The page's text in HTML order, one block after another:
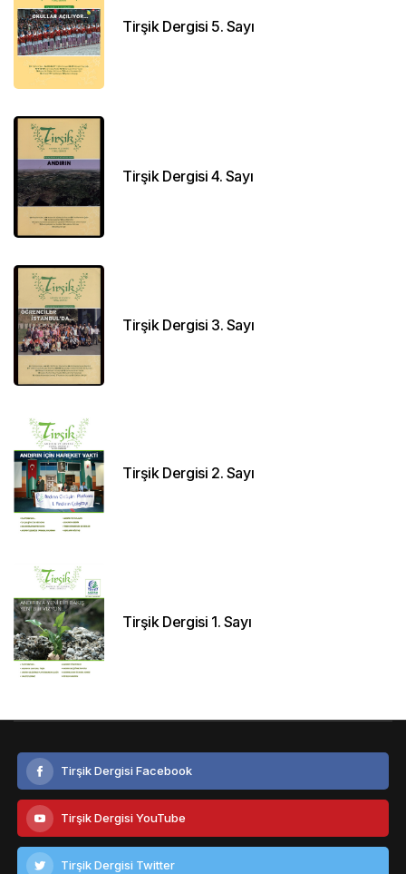
Tirşik Dergisi 5. Sayı
Tirşik Dergisi 4. Sayı
Tirşik Dergisi 3. Sayı
Tirşik Dergisi 2. Sayı
Tirşik Dergisi 1. Sayı
Tirşik Dergisi Facebook
Tirşik Dergisi YouTube
Tirşik Dergisi Twitter